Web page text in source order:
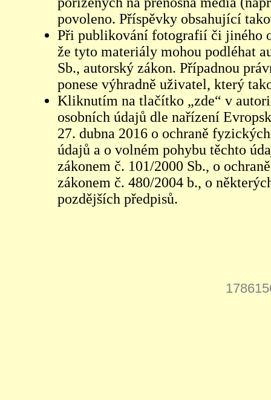
povoleno. Příspěvky obsahující
Při publikování fotografií či jiného
že tyto materiály mohou podléhat
Sb., autorský zákon. Případnou
ponese výhradně uživatel, který
Kliknutím na tlačítko „zde“ v
osobních údajů dle nařízení
27. dubna 2016 o ochraně
údajů a o volném pohybu těchto
zákonem č. 101/2000 Sb., o
zákonem č. 480/2004 b., o
pozdějších předpisů.